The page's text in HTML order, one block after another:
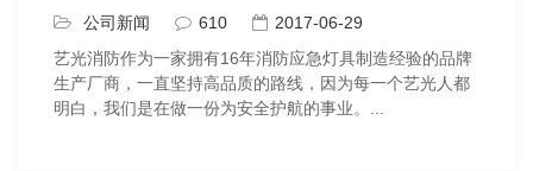
公司新闻 610
2017-06-29
艺光消防作为一家拥有16年消防应急灯具制造经验的品牌
生产厂商，一直坚持高品质的路线，因为每一个艺光人都
明白，我们是在做一份为安全护航的事业。...